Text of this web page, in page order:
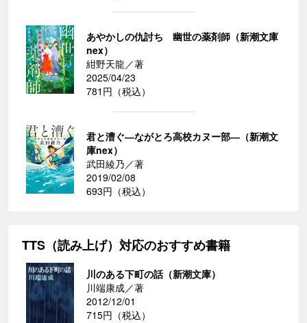
あやかしの仇討ち 幽世の薬剤師（新潮文庫
nex）
紺野天龍／著
2025/04/23
781円（税込）
君と漕ぐ―ながとろ高校カヌー部―（新潮文
庫nex）
武田綾乃／著
2019/02/08
693円（税込）
TTS（読み上げ）対応のおすすめ書籍
川のある下町の話（新潮文庫）
川端康成／著
2012/12/01
715円（税込）